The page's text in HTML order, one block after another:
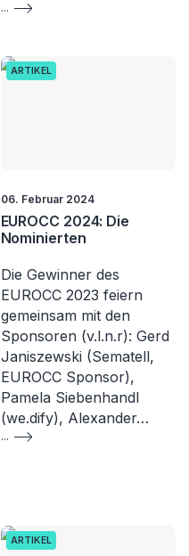
...
ARTIKEL
06. Februar 2024
EUROCC 2024: Die
Nominierten
Die Gewinner des
EUROCC 2023 feiern
gemeinsam mit den
Sponsoren (v.l.n.r): Gerd
Janiszewski (Sematell,
EUROCC Sponsor),
Pamela Siebenhandl
(we.dify), Alexander…
...
ARTIKEL